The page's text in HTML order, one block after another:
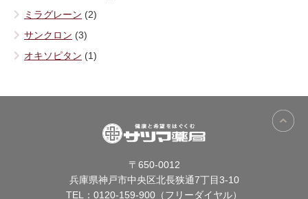
ミラグレーン (2)
サンクロン (3)
オキソピタン (1)
〒650-0012
兵庫県神戸市中央区北長狭通7丁目3-10
TEL： 0120-159-900（フリーダイヤル）